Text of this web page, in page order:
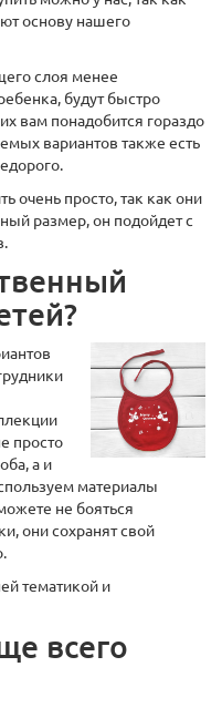
основу нашего
слоя менее
будут быстро
вам понадобится гораздо
вариантов также есть
очень просто, так как они
размер, он подойдет с
просто
а и
материалы
не бояться
они сохранят свой
тематикой и
всего